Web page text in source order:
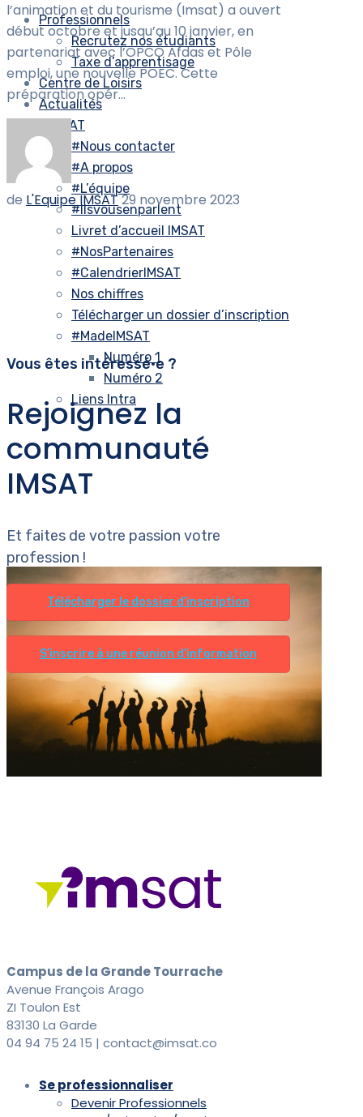
Professionnels
Recrutez nos étudiants
Taxe d’apprentisage
Centre de Loisirs
Actualités
#IMSAT
#Nous contacter
#A propos
#L’équipe
#Ilsvousenparlent
Livret d’accueil IMSAT
#NosPartenaires
#CalendrierIMSAT
Nos chiffres
Télécharger un dossier d’inscription
#MadeIMSAT
Numéro 1
Numéro 2
Liens Intra
l’animation et du tourisme (Imsat) a ouvert
début octobre et jusqu’au 10 janvier, en
partenariat avec l’OPCO Afdas et Pôle
emploi, une nouvelle POEC. Cette
préparation opér...
de L'Equipe IMSAT 29 novembre 2023
Vous êtes intéressé•e ?
Rejoignez la
communauté
IMSAT
Et faites de votre passion votre
profession !
Télécharger le dossier d’inscription
S’inscrire à une réunion d’information
Campus de la Grande Tourrache
Avenue François Arago
ZI Toulon Est
83130 La Garde
04 94 75 24 15 | contact@imsat.co
Se professionnaliser
Devenir Professionnels